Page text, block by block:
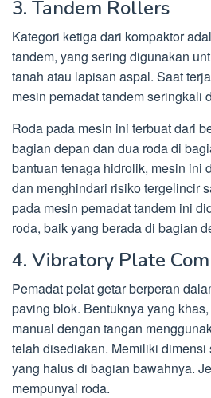
3. Tandem Rollers
Kategori ketiga dari kompaktor
tandem, yang sering digunakan
tanah atau lapisan aspal. Saat
mesin pemadat tandem seringkali
Roda pada mesin ini terbuat dari
bagian depan dan dua roda di
bantuan tenaga hidrolik, mesin ini
dan menghindari risiko tergelincir
pada mesin pemadat tandem ini
roda, baik yang berada di bagian
4. Vibratory Plate
Pemadat pelat getar berperan
paving blok. Bentuknya yang
manual dengan tangan
telah disediakan. Memiliki
yang halus di bagian bawahnya.
mempunyai roda.